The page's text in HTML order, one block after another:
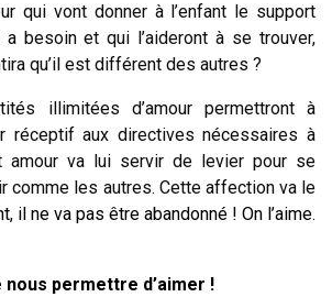
qui vont donner à l’enfant le support
besoin et qui l’aideront à se trouver,
qu’il est différent des autres ?
illimitées d’amour permettront à
réceptif aux directives nécessaires à
amour va lui servir de levier pour se
comme les autres. Cette affection va le
, il ne va pas être abandonné ! On l’aime.
nous permettre d’aimer !